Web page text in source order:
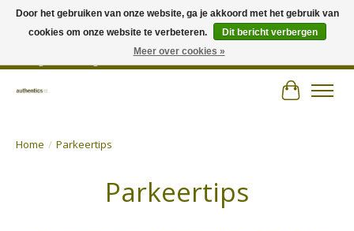
Wij hechten veel belang aan persoonlijk advies en zorgen voor jouw outfit! |
Authentics - Plezantstraat 22 - 9220 Hamme - Tel 052 25 67 00 - Open van
Home / Parkeertips
Parkeertips
Door het gebruiken van onze website, ga je akkoord met het gebruik van
cookies om onze website te verbeteren.
Dit bericht verbergen
Meer over cookies »